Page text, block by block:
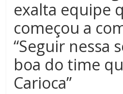
exalta equipe
começou a
“Seguir nessa
boa do time
Carioca”